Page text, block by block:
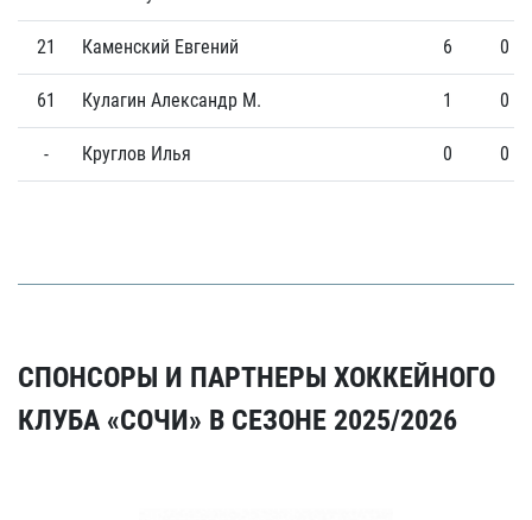
21 Каменский Евгений 6 0
61 Кулагин Александр М. 1 0
- Круглов Илья 0 0
СПОНСОРЫ И ПАРТНЕРЫ ХОККЕЙНОГО
КЛУБА «СОЧИ» В СЕЗОНЕ 2025/2026